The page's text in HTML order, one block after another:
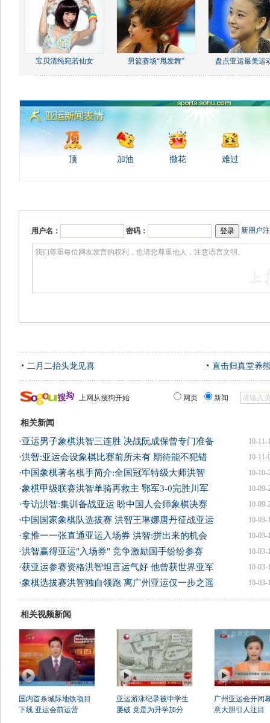
宝贝清纯宛若仙女 男篮赛场“甩发舞” 盘点亚运最美运
顶 加油 撒花 难过
用户名： 密码： 新用户
二月二抬头龙见喜 直击归真堂养
上网从搜狗开始 网页 新闻
相关新闻
10-11-
·亚运男子象棋洪智三连胜 决战阮成保曾专门准备
10-11-
·洪智:亚运会设象棋比赛前所未有 期待能不犯错
10-10-
·中国象棋著名棋手简介:全国冠军特级大师洪智
10-09-
·象棋甲级联赛洪智单骑再救主 鄂军3-0完胜川军
10-09-
·专访洪智:集训备战亚运 盼中国人会师象棋决赛
10-03-
·中国国家象棋队选拔赛 洪智王琳娜唐丹征战亚运
10-03-
·拿惟一一张直通亚运入场券 洪智:拼出来的机会
10-03-
·洪智赢得亚运"入场券" 竞争激励国手纷纷参赛
10-03-
·获亚运参赛资格洪智坦言运气好 他曾获世界亚军
10-03-
·象棋选拔赛洪智独自领跑 离广州亚运仅一步之遥
相关视频新闻
国内首条城际地铁项目
下线 亚运会前运营
亚运游泳纪录被中学生
屡破 竟是为升学加分
广州亚运会开闭
意大胆引人注目